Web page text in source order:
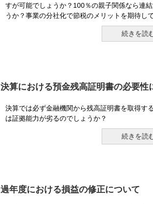
すが可能でしょうか？100％の親子関係なら連
うか？事業の分社化で節税のメリットを期待し
続きを読
決算における預金残高証明書の必要性
決算では必ず金融機関から残高証明書を取得す
は証拠能力が劣るのでしょうか？
続きを読
過年度における損益の修正について